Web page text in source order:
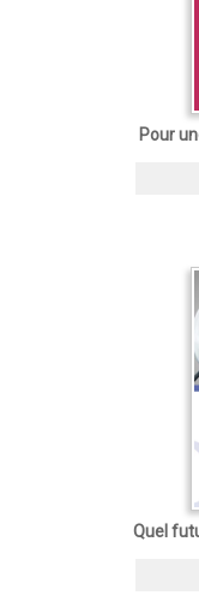
Pour
Quel